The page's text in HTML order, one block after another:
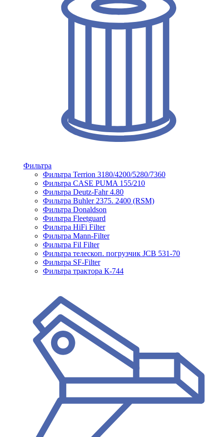
Фильтра
Фильтра Terrion 3180/4200/5280/7360
Фильтра CASE PUMA 155/210
Фильтра Deutz-Fahr 4.80
Фильтра Buhler 2375. 2400 (RSM)
Фильтра Donaldson
Фильтра Fleetguard
Фильтра HiFi Filter
Фильтра Mann-Filter
Фильтра Fil Filter
Фильтра телескоп. погрузчик JCB 531-70
Фильтра SF-Filter
Фильтра трактора К-744